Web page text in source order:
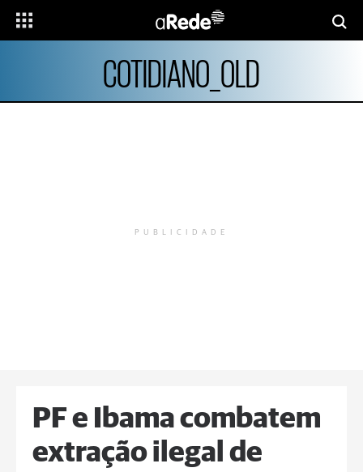
COTIDIANO_OLD
PUBLICIDADE
PF e Ibama combatem
extração ilegal de